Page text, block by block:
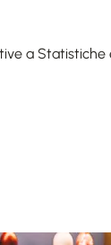
a Statistiche